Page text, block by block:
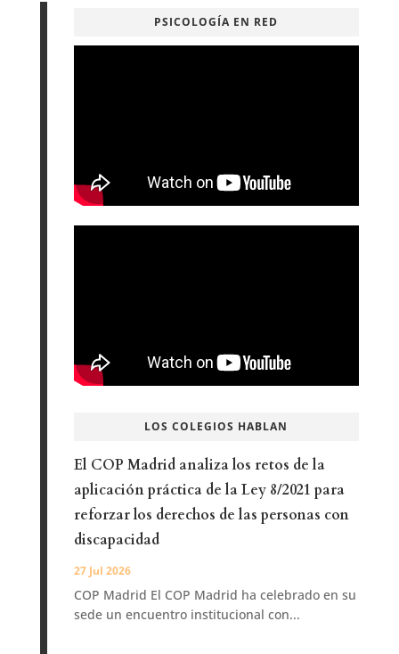
PSICOLOGÍA EN RED
LOS COLEGIOS HABLAN
El COP Madrid analiza los retos de la
aplicación práctica de la Ley 8/2021 para
reforzar los derechos de las personas con
discapacidad
27 Jul 2026
COP Madrid El COP Madrid ha celebrado en su
sede un encuentro institucional con...